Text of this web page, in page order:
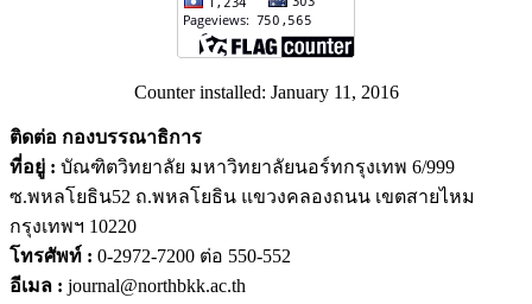
Counter installed: January 11, 2016
ติดต่อ กองบรรณาธิการ
ที่อยู่ : บัณฑิตวิทยาลัย มหาวิทยาลัยนอร์ทกรุงเทพ 6/999
ซ.พหลโยธิน52 ถ.พหลโยธิน แขวงคลองถนน เขตสายไหม
กรุงเทพฯ 10220
โทรศัพท์ : 0-2972-7200 ต่อ 550-552
อีเมล : journal@northbkk.ac.th